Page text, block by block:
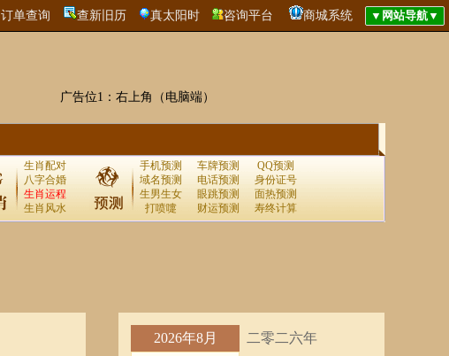
订单查询 查新旧历 真太阳时 咨询平台 商城系统
广告位1：右上角（电脑端）
生肖配对
八字合婚
生肖运程
生肖风水
手机预测 车牌预测
QQ预测
域名预测
电话预测
身份证号
生男生女
眼跳预测
面热预测
打喷嚏
财运预测 寿终计算
2026年8月
二零二六年